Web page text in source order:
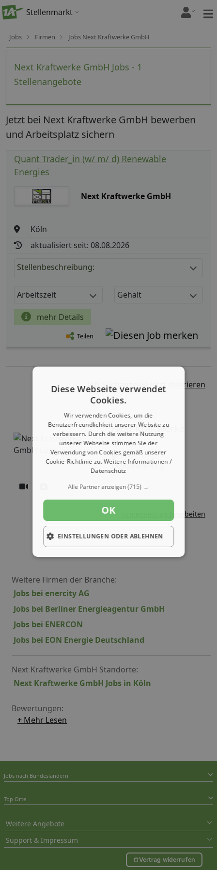
Stellenmarkt
Jobs Firmen Jobs Next Kraftwerke GmbH
Next Kraftwerke GmbH Jobs - 1
Stellenangebote
Jetzt bei Next Kraftwerke GmbH bewerben
und Arbeitsplatz sichern
Quant Trader_in (w/ m/ d) Renewable
Energies
Next Kraftwerke GmbH
Köln
aktualisiert seit: 08.08.2026
Stellenbeschreibung:
Arbeitszeit Gehalt
mehr Details
Teilen
Job-Suchanzeige jetzt inserieren
Next Kraftwerke
GmbH
Köln
Lichtstraße 43 g
Firmeneintrag bearbeiten
Weitere Firmen der Branche:
Jobs bei enercity AG
Jobs bei Berliner Energieagentur GmbH
Jobs bei ENERCON
Jobs bei EON Energie Deutschland
Next Kraftwerke GmbH Standorte:
Next Kraftwerke GmbH Jobs in Köln
Bewertungen:
+ Mehr Lesen
Jobs nach Bundesländern
Top Orte
Weitere Angebote
Support & Impressum
Vertrag widerrufen
Diese Webseite verwendet
Cookies.
Wir verwenden Cookies, um die
Benutzerfreundlichkeit unserer Website zu
verbessern. Durch die weitere Nutzung
unserer Webseite stimmen Sie der
Verwendung von Cookies gemäß unserer
Cookie-Richtlinie zu.Weitere Informationen /
Datenschutz
Alle Partner anzeigen(715) →
OK
EINSTELLUNGEN ODER ABLEHNEN